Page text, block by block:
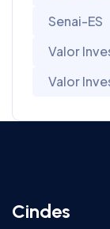
Senai-ES
Valor
Valor
Cindes